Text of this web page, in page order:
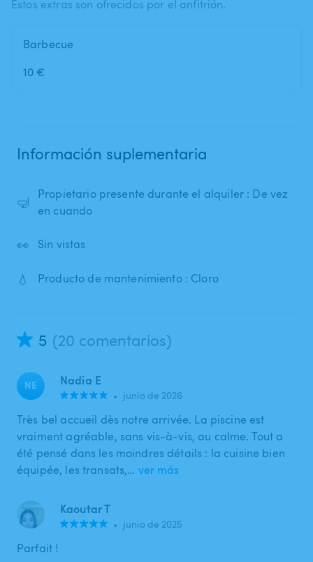
Estos extras son ofrecidos por el anfitrión.
Barbecue
10 €
Información suplementaria
🤿
Propietario presente durante el alquiler : De vez
en cuando
👀 Sin vistas
💧 Producto de mantenimiento : Cloro
5 (20 comentarios)
NE Nadia E
• junio de 2026
Très bel accueil dès notre arrivée. La piscine est
vraiment agréable, sans vis-à-vis, au calme. Tout a
été pensé dans les moindres détails : la cuisine bien
équipée, les transats,… ver más
Kaoutar T
• junio de 2025
Parfait !